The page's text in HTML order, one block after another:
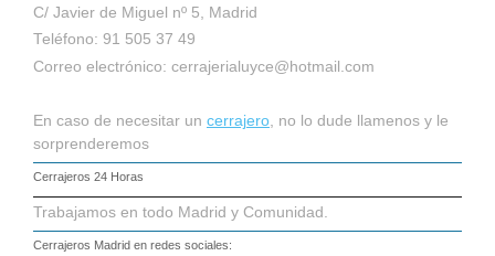
C/ Javier de Miguel nº 5, Madrid
Teléfono: 91 505 37 49
Correo electrónico: cerrajerialuyce@hotmail.com
En caso de necesitar un cerrajero , no lo dude llamenos y le
sorprenderemos
Cerrajeros 24 Horas
Trabajamos en todo Madrid y Comunidad.
Cerrajeros Madrid en redes sociales: